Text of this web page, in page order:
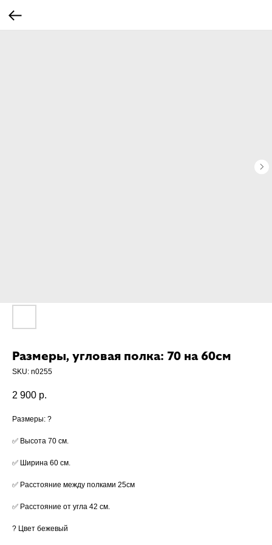
Размеры, угловая полка: 70 на 60см
SKU: n0255
2 900 р.
Размеры: ?
✅ Высота 70 см.
✅ Ширина 60 см.
✅ Расстояние между полками 25см
✅ Расстояние от угла 42 см.
? Цвет бежевый